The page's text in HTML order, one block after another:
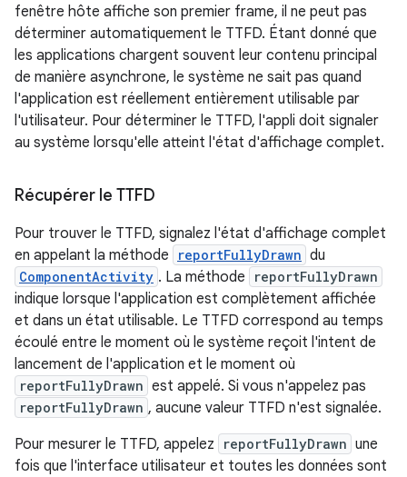
fenêtre hôte affiche son premier frame, il ne peut pas
déterminer automatiquement le TTFD. Étant donné que
les applications chargent souvent leur contenu principal
de manière asynchrone, le système ne sait pas quand
l'application est réellement entièrement utilisable par
l'utilisateur. Pour déterminer le TTFD, l'appli doit signaler
au système lorsqu'elle atteint l'état d'affichage complet.
Récupérer le TTFD
Pour trouver le TTFD, signalez l'état d'affichage complet
en appelant la méthode
reportFullyDrawn du
ComponentActivity . La méthode reportFullyDrawn
indique lorsque l'application est complètement affichée
et dans un état utilisable. Le TTFD correspond au temps
écoulé entre le moment où le système reçoit l'intent de
lancement de l'application et le moment où
reportFullyDrawn est appelé. Si vous n'appelez pas
reportFullyDrawn , aucune valeur TTFD n'est signalée.
Pour mesurer le TTFD, appelez
reportFullyDrawn une
fois que l'interface utilisateur et toutes les données sont